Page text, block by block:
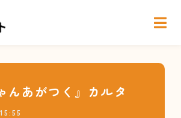
んあがつく』カルタ
15:55